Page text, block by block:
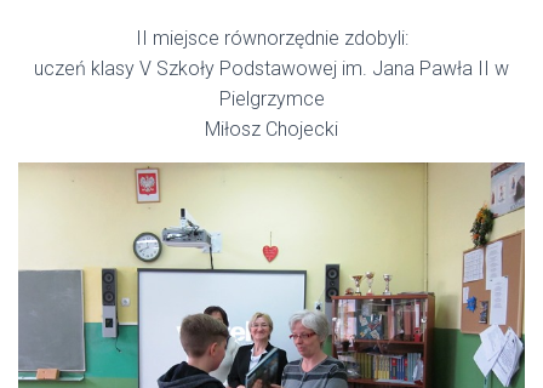
II miejsce równorzędnie zdobyli:
uczeń klasy V Szkoły Podstawowej im. Jana Pawła II w
Pielgrzymce
Miłosz Chojecki